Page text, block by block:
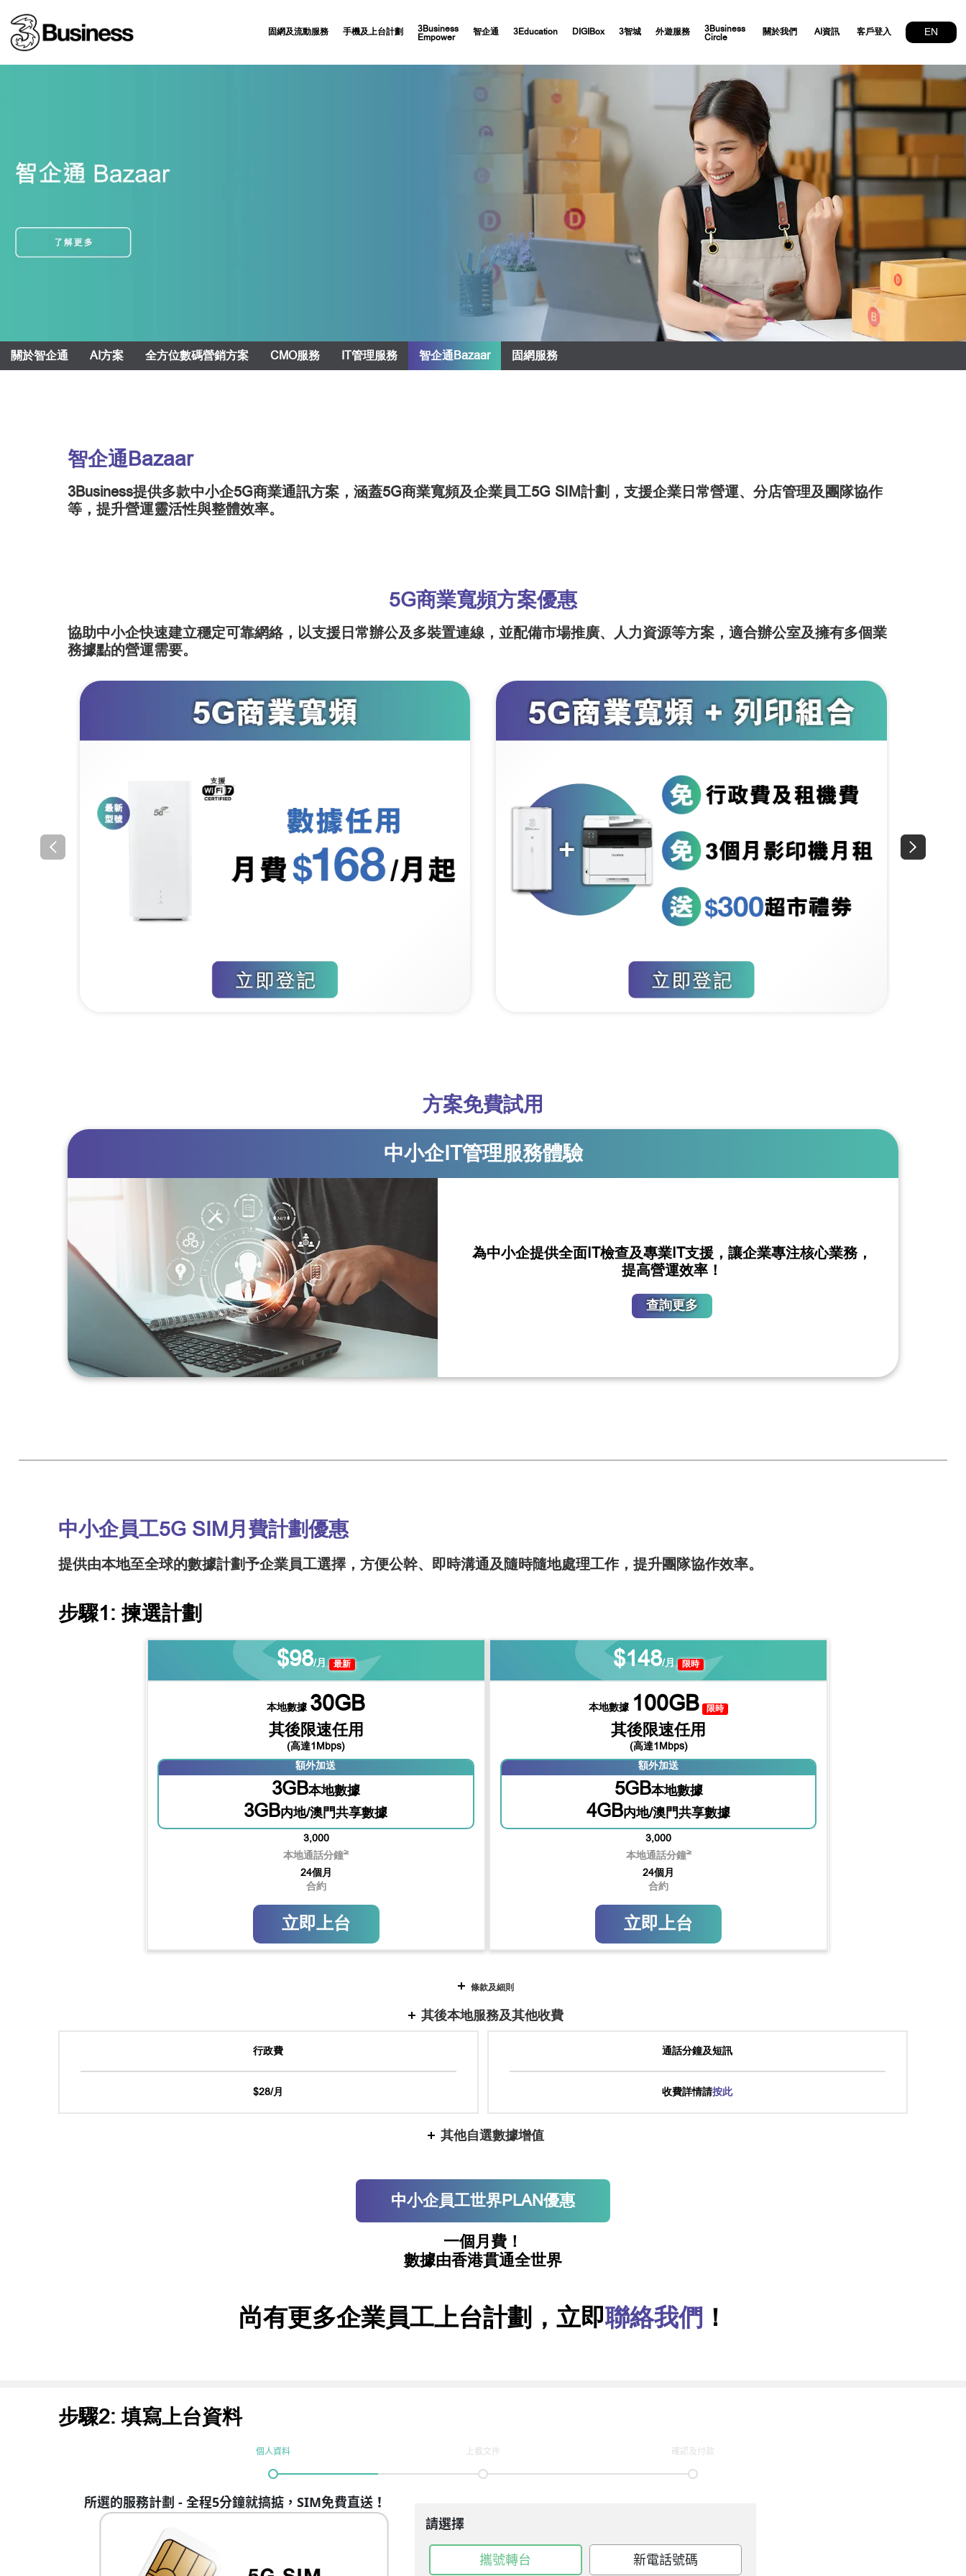
固網及流動服務 手機及上台計劃
3Business
Empower
智企通 3Education DIGIBox 3智城 外遊服務
3Business
Circle
關於我們 AI資訊 客戶登入 EN
關於智企通 AI方案 全方位數碼營銷方案 CMO服務 IT管理服務 智企通Bazaar 固網服務
智企通Bazaar
3Business提供多款中小企5G商業通訊方案，涵蓋5G商業寬頻及企業員工5G SIM計劃，支援企業日常營運、分店管理及團隊協作
等，提升營運靈活性與整體效率。
5G商業寬頻方案優惠
協助中小企快速建立穩定可靠網絡，以支援日常辦公及多裝置連線，並配備市場推廣、人力資源等方案，適合辦公室及擁有多個業
務據點的營運需要。
方案免費試用
中小企IT管理服務體驗
為中小企提供全面IT檢查及專業IT支援，讓企業專注核心業務，
提高營運效率！
查詢更多
中小企員工5G SIM月費計劃優惠
提供由本地至全球的數據計劃予企業員工選擇，方便公幹、即時溝通及隨時隨地處理工作，提升團隊協作效率。
步驟1: 揀選計劃
$98/月 最新
本地數據 30GB
其後限速任用
(高達1Mbps)
額外加送
3GB本地數據
3GB内地/澳門共享數據
3,000
本地通話分鐘≥
24個月
合約
立即上台
$148/月 限時
本地數據 100GB 限時
其後限速任用
(高達1Mbps)
額外加送
5GB本地數據
4GB内地/澳門共享數據
3,000
本地通話分鐘≥
24個月
合約
立即上台
條款及細則
其後本地服務及其他收費
行政費
$28/月
通話分鐘及短訊
收費詳情請按此
其他自選數據增值
中小企員工世界PLAN優惠
一個月費！
數據由香港貫通全世界
尚有更多企業員工上台計劃，立即聯絡我們 ！
步驟2: 填寫上台資料